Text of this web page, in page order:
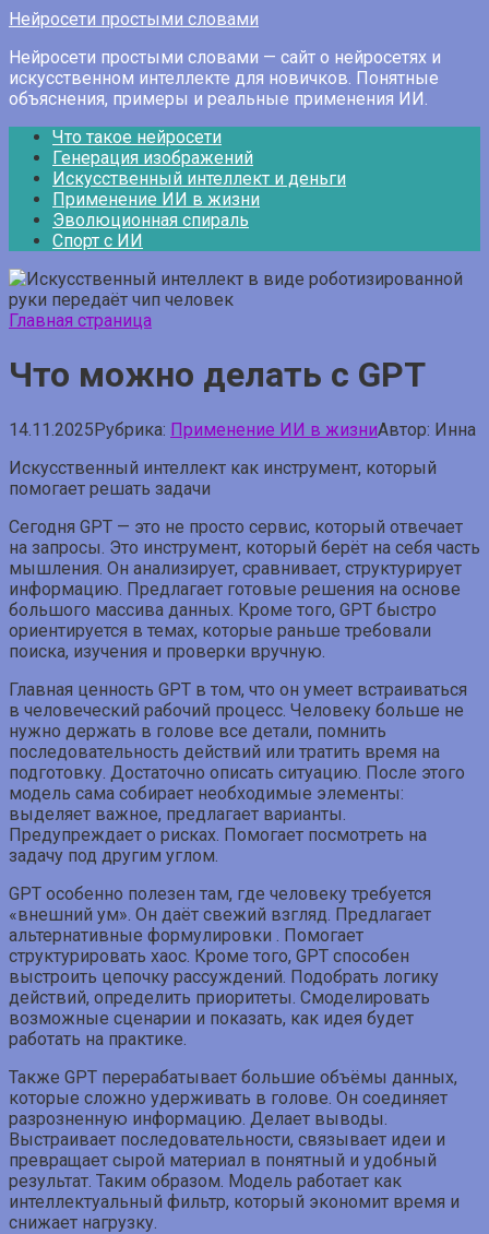
Перейти
контенту
Нейросети простыми словами
Нейросети простыми словами — сайт о нейросетях и
искусственном интеллекте для новичков. Понятные
объяснения, примеры и реальные применения ИИ.
Что такое нейросети
Генерация изображений
Искусственный интеллект и деньги
Применение ИИ в жизни
Эволюционная спираль
Спорт с ИИ
Главная страница
Что можно делать с GPT
14.11.2025Рубрика: Применение ИИ в жизниАвтор: Инна
Искусственный интеллект как инструмент, который
помогает решать задачи
Сегодня GPT — это не просто сервис, который отвечает
на запросы. Это инструмент, который берёт на себя часть
мышления. Он анализирует, сравнивает, структурирует
информацию. Предлагает готовые решения на основе
большого массива данных. Кроме того, GPT быстро
ориентируется в темах, которые раньше требовали
поиска, изучения и проверки вручную.
Главная ценность GPT в том, что он умеет встраиваться
в человеческий рабочий процесс. Человеку больше не
нужно держать в голове все детали, помнить
последовательность действий или тратить время на
подготовку. Достаточно описать ситуацию. После этого
модель сама собирает необходимые элементы:
выделяет важное, предлагает варианты.
Предупреждает о рисках. Помогает посмотреть на
задачу под другим углом.
GPT особенно полезен там, где человеку требуется
«внешний ум». Он даёт свежий взгляд. Предлагает
альтернативные формулировки . Помогает
структурировать хаос. Кроме того, GPT способен
выстроить цепочку рассуждений. Подобрать логику
действий, определить приоритеты. Смоделировать
возможные сценарии и показать, как идея будет
работать на практике.
Также GPT перерабатывает большие объёмы данных,
которые сложно удерживать в голове. Он соединяет
разрозненную информацию. Делает выводы.
Выстраивает последовательности, связывает идеи и
превращает сырой материал в понятный и удобный
результат. Таким образом. Модель работает как
интеллектуальный фильтр, который экономит время и
снижает нагрузку.